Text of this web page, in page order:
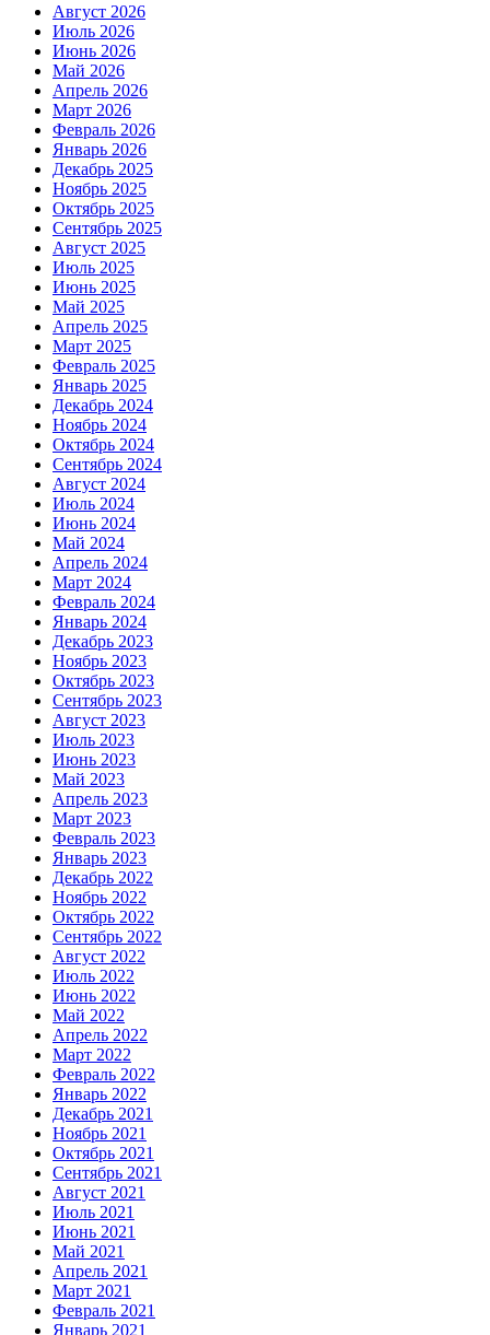
Август 2026
Июль 2026
Июнь 2026
Май 2026
Апрель 2026
Март 2026
Февраль 2026
Январь 2026
Декабрь 2025
Ноябрь 2025
Октябрь 2025
Сентябрь 2025
Август 2025
Июль 2025
Июнь 2025
Май 2025
Апрель 2025
Март 2025
Февраль 2025
Январь 2025
Декабрь 2024
Ноябрь 2024
Октябрь 2024
Сентябрь 2024
Август 2024
Июль 2024
Июнь 2024
Май 2024
Апрель 2024
Март 2024
Февраль 2024
Январь 2024
Декабрь 2023
Ноябрь 2023
Октябрь 2023
Сентябрь 2023
Август 2023
Июль 2023
Июнь 2023
Май 2023
Апрель 2023
Март 2023
Февраль 2023
Январь 2023
Декабрь 2022
Ноябрь 2022
Октябрь 2022
Сентябрь 2022
Август 2022
Июль 2022
Июнь 2022
Май 2022
Апрель 2022
Март 2022
Февраль 2022
Январь 2022
Декабрь 2021
Ноябрь 2021
Октябрь 2021
Сентябрь 2021
Август 2021
Июль 2021
Июнь 2021
Май 2021
Апрель 2021
Март 2021
Февраль 2021
Январь 2021